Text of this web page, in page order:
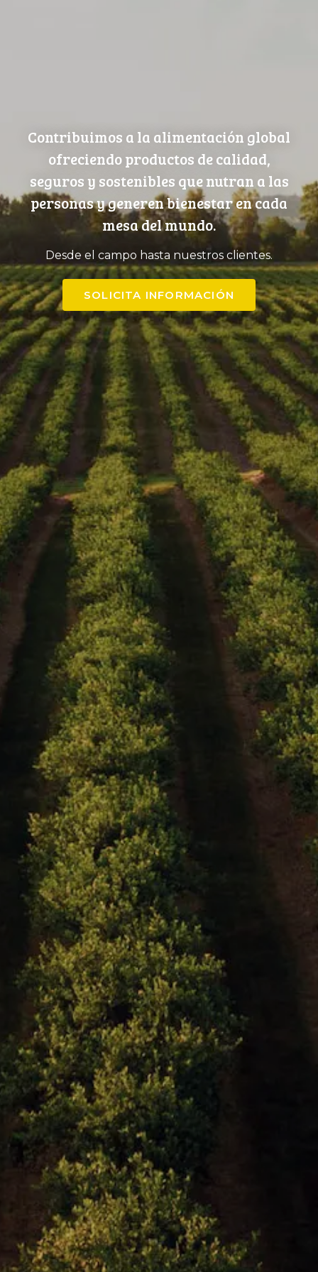
Contribuimos a la alimentación global
ofreciendo productos de calidad,
seguros y sostenibles que nutran a las
personas y generen bienestar en cada
mesa del mundo.
Desde el campo hasta nuestros clientes.
SOLICITA INFORMACIÓN